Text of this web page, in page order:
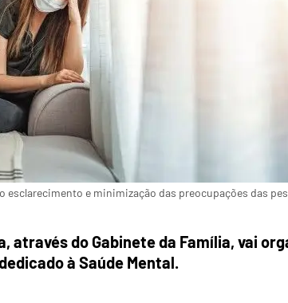
e minimização das preocupações das
através do Gabinete da Família, vai
à Saúde Mental.